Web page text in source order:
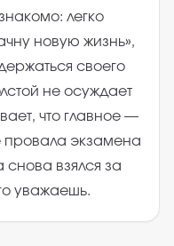
легко
новую жизнь»,
своего
не осуждает
что главное —
провала экзамена
снова взялся за
уважаешь.